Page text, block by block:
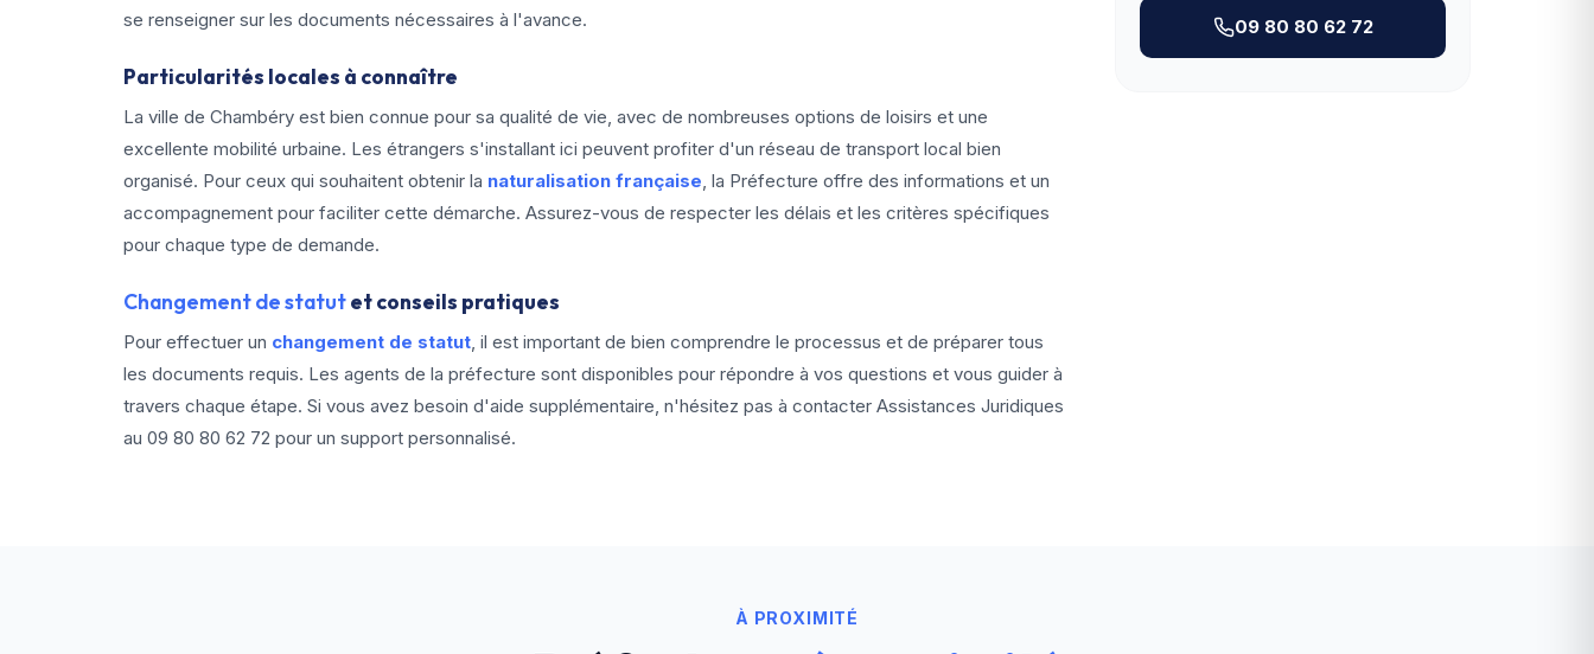
se renseigner sur les documents nécessaires à l'avance.
Particularités locales à connaître
La ville de Chambéry est bien connue pour sa qualité de vie, avec de nombreuses options de loisirs et une
excellente mobilité urbaine. Les étrangers s'installant ici peuvent profiter d'un réseau de transport local bien
organisé. Pour ceux qui souhaitent obtenir la naturalisation française, la Préfecture offre des informations et un
accompagnement pour faciliter cette démarche. Assurez-vous de respecter les délais et les critères spécifiques
pour chaque type de demande.
Changement de statutet conseils pratiques
Pour effectuer un changement de statut, il est important de bien comprendre le processus et de préparer tous
les documents requis. Les agents de la préfecture sont disponibles pour répondre à vos questions et vous guider à
travers chaque étape. Si vous avez besoin d'aide supplémentaire, n'hésitez pas à contacter Assistances Juridiques
au 09 80 80 62 72 pour un support personnalisé.
09 80 80 62 72
À PROXIMITÉ